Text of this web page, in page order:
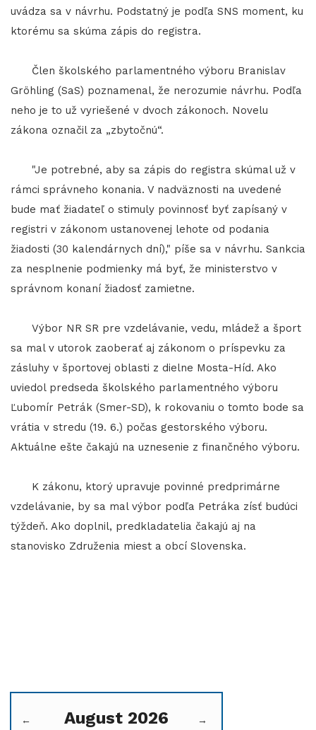
uvádza sa v návrhu. Podstatný je podľa SNS moment, ku
ktorému sa skúma zápis do registra.
Člen školského parlamentného výboru Branislav
Gröhling (SaS) poznamenal, že nerozumie návrhu. Podľa
neho je to už vyriešené v dvoch zákonoch. Novelu
zákona označil za „zbytočnú“.
"Je potrebné, aby sa zápis do registra skúmal už v
rámci správneho konania. V nadväznosti na uvedené
bude mať žiadateľ o stimuly povinnosť byť zapísaný v
registri v zákonom ustanovenej lehote od podania
žiadosti (30 kalendárnych dní)," píše sa v návrhu. Sankcia
za nesplnenie podmienky má byť, že ministerstvo v
správnom konaní žiadosť zamietne.
Výbor NR SR pre vzdelávanie, vedu, mládež a šport
sa mal v utorok zaoberať aj zákonom o príspevku za
zásluhy v športovej oblasti z dielne Mosta-Híd. Ako
uviedol predseda školského parlamentného výboru
Ľubomír Petrák (Smer-SD), k rokovaniu o tomto bode sa
vrátia v stredu (19. 6.) počas gestorského výboru.
Aktuálne ešte čakajú na uznesenie z finančného výboru.
K zákonu, ktorý upravuje povinné predprimárne
vzdelávanie, by sa mal výbor podľa Petráka zísť budúci
týždeň. Ako doplnil, predkladatelia čakajú aj na
stanovisko Združenia miest a obcí Slovenska.
← August 2026 →